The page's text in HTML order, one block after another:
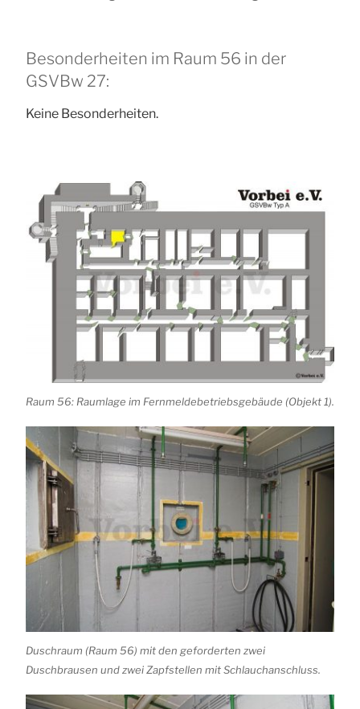
Besonderheiten im Raum 56 in der
GSVBw 27:
Keine Besonderheiten.
Raum 56: Raumlage im Fernmeldebetriebsgebäude (Objekt 1).
Duschraum (Raum 56) mit den geforderten zwei
Duschbrausen und zwei Zapfstellen mit Schlauchanschluss.